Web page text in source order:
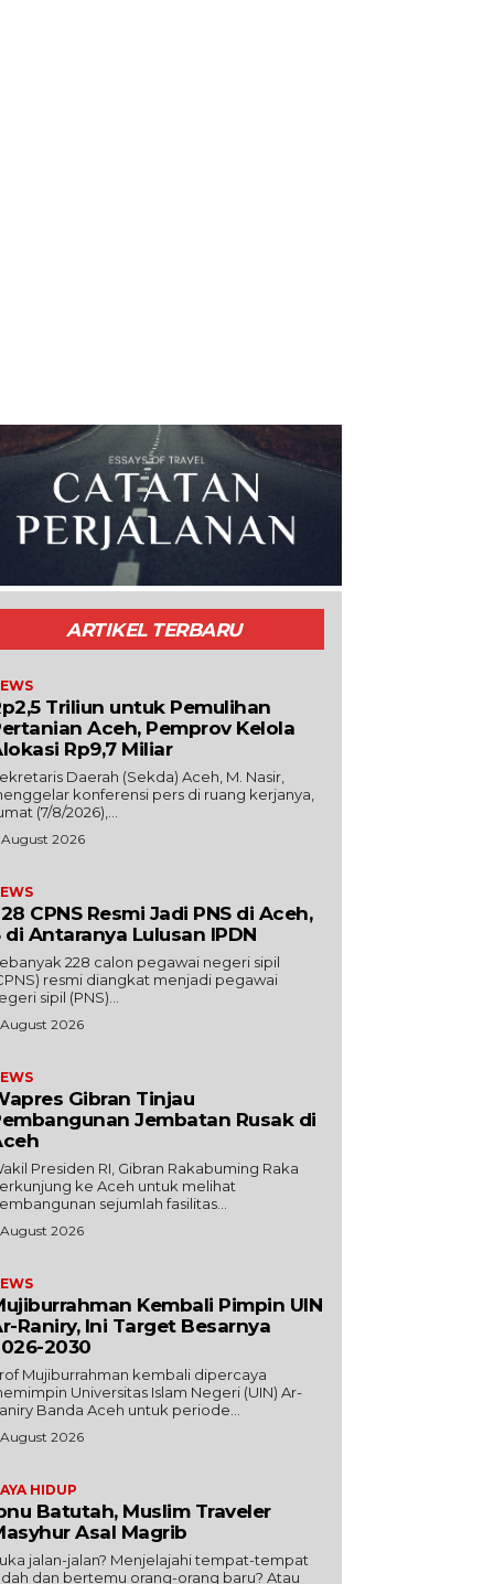
ARTIKEL TERBARU
Triliun untuk Pemulihan
Aceh, Pemprov Kelola
Rp9,7 Miliar
Daerah (Sekda) Aceh, M. Nasir,
konferensi pers di ruang kerjanya,
(7/8/2026),...
2026
CPNS Resmi Jadi PNS di Aceh,
di Antaranya Lulusan IPDN
228 calon pegawai negeri sipil
resmi diangkat menjadi pegawai
sipil (PNS)...
2026
Gibran Tinjau
Jembatan Rusak di
Presiden RI, Gibran Rakabuming Raka
ke Aceh untuk melihat
sejumlah fasilitas...
2026
Kembali Pimpin UIN
Raniry, Ini Target Besarnya
2030
Mujiburrahman kembali dipercaya
Universitas Islam Negeri (UIN) Ar-
Banda Aceh untuk periode...
2026
HIDUP
Batutah, Muslim Traveler
Asal Magrib
jalan-jalan? Menjelajahi tempat-tempat
dan bertemu orang-orang baru? Atau